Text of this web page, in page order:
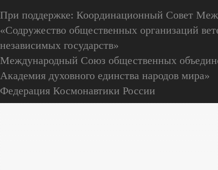
При поддержке: Координационный Совет
«Содружество общественных организаций
независимых государств»
Международный Союз общественных
Академия духовного единства народов мира»
Федерация Космонавтики России